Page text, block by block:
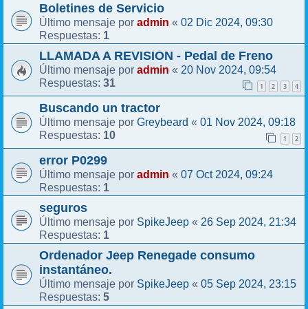
Boletines de Servicio
Último mensaje por admin « 02 Dic 2024, 09:30
Respuestas: 1
LLAMADA A REVISION - Pedal de Freno
Último mensaje por admin « 20 Nov 2024, 09:54
Respuestas: 31 1 2 3 4
Buscando un tractor
Último mensaje por Greybeard « 01 Nov 2024, 09:18
Respuestas: 10 1 2
error P0299
Último mensaje por admin « 07 Oct 2024, 09:24
Respuestas: 1
seguros
Último mensaje por SpikeJeep « 26 Sep 2024, 21:34
Respuestas: 1
Ordenador Jeep Renegade consumo
instantáneo.
Último mensaje por SpikeJeep « 05 Sep 2024, 23:15
Respuestas: 5